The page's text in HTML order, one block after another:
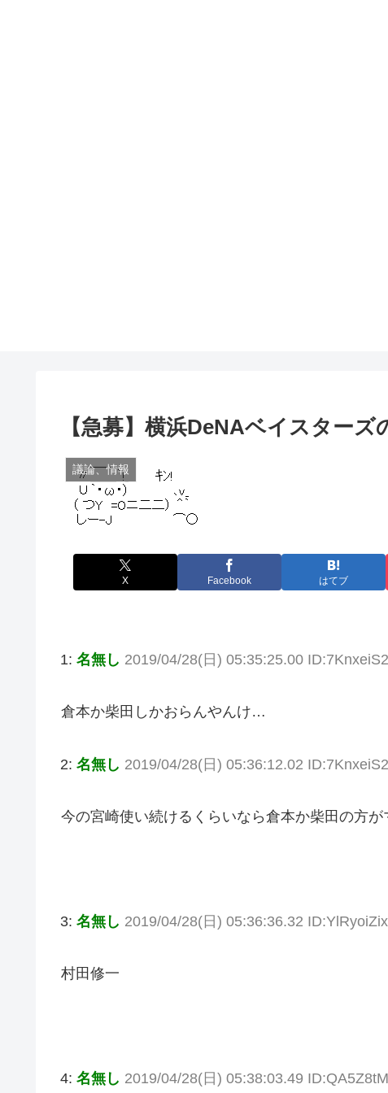
【急募】横浜DeNAベイスターズ
議論、情報
X Facebook はてブ
1: 名無し 2019/04/28(日) 05:35:25.00
倉本か柴田しかおらんやんけ…
2: 名無し 2019/04/28(日) 05:36:12.02
今の宮崎使い続けるくらいなら倉本か柴田の方が
3: 名無し 2019/04/28(日) 05:36:36.32 ID:YlRyoiZix
村田修一
4: 名無し 2019/04/28(日) 05:38:03.49